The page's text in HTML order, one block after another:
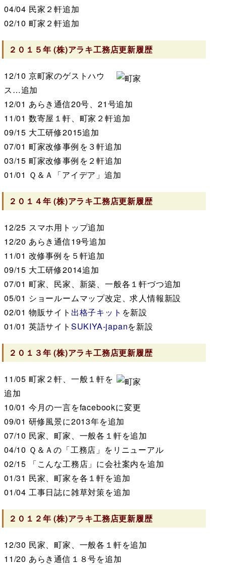
04/04 民家２軒追加
02/10 町家２軒追加
２０１５年(株)アラキ工務店更新履歴
12/10 京町家のゲストハウ
ス…追加
12/01 あらき通信20号、21号追加
11/01 数寄屋１軒、町家２軒追加
09/15 大工研修2015追加
07/01 町家改修事例を３軒追加
03/15 町家改修事例を２軒追加
01/01 Ｑ＆Ａ「アイデア」追加
２０１４年(株)アラキ工務店更新履歴
12/25 スマホ用トップ追加
12/20 あらき通信19号追加
11/01 改修事例を５軒追加
09/15 大工研修2014追加
07/01 町家、民家、新築、一般各１軒づつ追加
05/01 ショールームマップ改定、求人情報新設
02/01 物販サイト 出格子キット を新設
01/01 英語サイト SUKIYA-japanを新設
２０１３年(株)アラキ工務店更新履歴
11/05 町家２軒、一般１軒を
追加
10/01 今月の一言をfacebookに変更
09/01 研修風景に2013年を追加
07/10 民家、町家、一般各１軒を追加
04/10 Ｑ＆Ａの「工務店」をリニューアル
02/15 「こんな工務店」に会社案内を追加
01/31 民家、町家を各１軒を追加
01/04 工事日誌に雑草対策を追加
２０１２年(株)アラキ工務店更新履歴
12/30 民家、町家、一般各１軒を追加
11/20 あらき通信１８号を追加